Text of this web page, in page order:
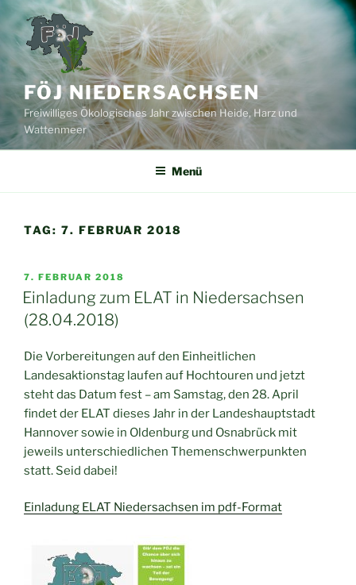
Zum
Inhalt
springen
FÖJ NIEDERSACHSEN
Freiwilliges Ökologisches Jahr zwischen Heide, Harz und
Wattenmeer
Menü
TAG: 7. FEBRUAR 2018
VERÖFFENTLICHT
AM
7. FEBRUAR 2018
Einladung zum ELAT in Niedersachsen
(28.04.2018)
Die Vorbereitungen auf den Einheitlichen
Landesaktionstag laufen auf Hochtouren und jetzt
steht das Datum fest – am Samstag, den 28. April
findet der ELAT dieses Jahr in der Landeshauptstadt
Hannover sowie in Oldenburg und Osnabrück mit
jeweils unterschiedlichen Themenschwerpunkten
statt. Seid dabei!
Einladung ELAT Niedersachsen im pdf-Format